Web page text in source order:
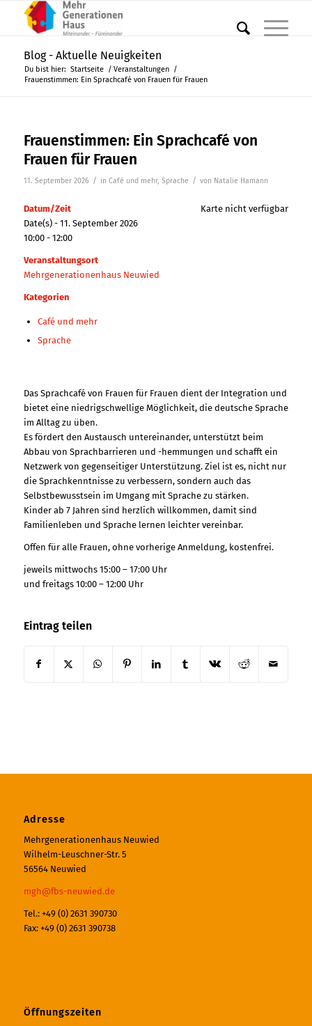
Blog - Aktuelle Neuigkeiten
Du bist hier: Startseite / Veranstaltungen /
Frauenstimmen: Ein Sprachcafé von Frauen für Frauen
Frauenstimmen: Ein Sprachcafé von
Frauen für Frauen
11. September 2026 / in Café und mehr, Sprache / von Natalie Hamann
Karte nicht verfügbar
Datum/Zeit
Date(s) - 11. September 2026
10:00 - 12:00
Veranstaltungsort
Mehrgenerationenhaus Neuwied
Kategorien
Café und mehr
Sprache
Das Sprachcafé von Frauen für Frauen dient der Integration und
bietet eine niedrigschwellige Möglichkeit, die deutsche Sprache
im Alltag zu üben.
Es fördert den Austausch untereinander, unterstützt beim
Abbau von Sprachbarrieren und -hemmungen und schafft ein
Netzwerk von gegenseitiger Unterstützung. Ziel ist es, nicht nur
die Sprachkenntnisse zu verbessern, sondern auch das
Selbstbewusstsein im Umgang mit Sprache zu stärken.
Kinder ab 7 Jahren sind herzlich willkommen, damit sind
Familienleben und Sprache lernen leichter vereinbar.
Offen für alle Frauen, ohne vorherige Anmeldung, kostenfrei.
jeweils mittwochs 15:00 – 17:00 Uhr
und freitags 10:00 – 12:00 Uhr
Eintrag teilen
Adresse
Mehrgenerationenhaus Neuwied
Wilhelm-Leuschner-Str. 5
56564 Neuwied
mgh@fbs-neuwied.de
Tel.: +49 (0) 2631 390730
Fax: +49 (0) 2631 390738
Öffnungszeiten